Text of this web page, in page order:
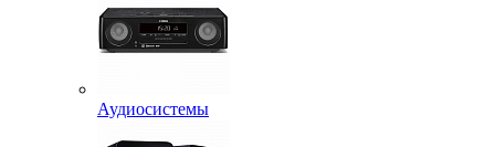
Аудиосистемы